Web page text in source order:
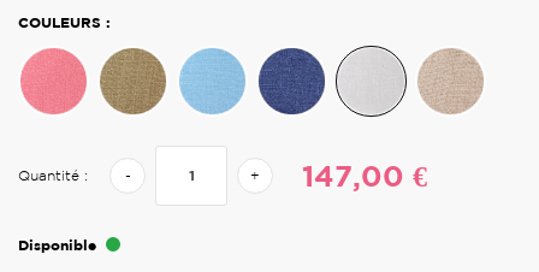
COULEURS :
Quantité : - + 147,00 €
Disponible